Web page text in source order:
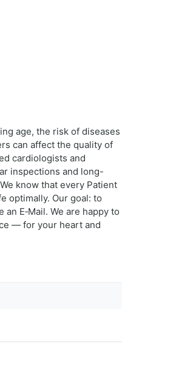
age, the risk of diseases
can affect the quality of
cardiologists and
inspections and long-
know that every Patient
optimally. Our goal: to
E‑Mail. We are happy to
— for your heart and